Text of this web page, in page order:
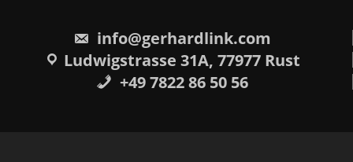
info@gerhardlink.com
Ludwigstrasse 31A, 77977 Rust
+49 7822 86 50 56